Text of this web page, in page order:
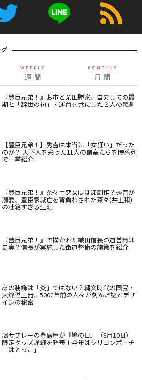
グ
WEEKLY
週 間
MONTHLY
月 間
『豊臣兄弟！』お市と柴田勝家、自刃しての最
期と「辞世の句」…運命を共にした２人の悲劇
【豊臣兄弟！】秀吉は本当に「女狂い」だった
のか？ 天下人を彩った11人の側室たちを時系列
で一挙紹介
『豊臣兄弟！』茶々＝悪女はほぼ創作？秀吉が
溺愛、豊臣家滅亡を背負わされた茶々(井上和)
の壮絶すぎる生涯
『豊臣兄弟！』で描かれた織田信長の道普請は
史実？信長が実施した街道整備の施策を紹介
あの装飾は「炎」ではない？縄文時代の国宝・
火焔型土器、5000年前の人々が刻んだ謎とデザ
インの秘密
鳩サブレーの豊島屋が『鳩の日』（8月10日）
限定グッズ詳細を発表！今年はシリコンポーチ
「はとっこ」